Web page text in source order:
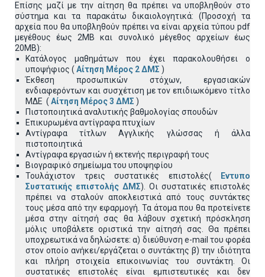
Επίσης μαζί με την αίτηση θα πρέπει να υποβληθούν στο
σύστημα και τα παρακάτω δικαιολογητικά: (Προσοχή τα
αρχεία που θα υποβληθούν πρέπει να είναι αρχεία τύπου pdf
μεγέθους έως 2ΜΒ και συνολικό μέγεθος αρχείων έως
20ΜΒ):
Κατάλογος μαθημάτων που έχει παρακολουθήσει ο
υποψήφιος ( Αίτηση Μέρος 2 ΔΜΣ )
Έκθεση προσωπικών στόχων, εργασιακών
ενδιαφερόντων και συσχέτιση με τον επιδιωκόμενο τίτλο
ΜΔΕ ( Αίτηση Μέρος 3 ΔΜΣ )
Πιστοποιητικά αναλυτικής βαθμολογίας σπουδών
Επικυρωμένα αντίγραφα πτυχίων
Αντίγραφα τίτλων Αγγλικής γλώσσας ή άλλα
πιστοποιητικά
Αντίγραφα εργασιών ή εκτενής περιγραφή τους
Βιογραφικό σημείωμα του υποψηφίου
Τουλάχιστον τρεις συστατικές επιστολές(
Εντυπο
Συστατικής επιστολής ΔΜΣ). Οι συστατικές επιστολές
πρέπει να σταλούν αποκλειστικά από τους συντάκτες
τους μέσα από την εφαρμογή. Τα άτομα που θα προτείνετε
μέσα στην αίτησή σας θα λάβουν σχετική πρόσκληση
μόλις υποβάλετε οριστικά την αίτησή σας. Θα πρέπει
υποχρεωτικά να δηλώσετε: α) διεύθυνση e-mail του φορέα
στον οποίο ανήκει/εργάζεται ο συντάκτης β) την ιδιότητα
και πλήρη στοιχεία επικοινωνίας του συντάκτη. Οι
συστατικές επιστολές είναι εμπιστευτικές και δεν